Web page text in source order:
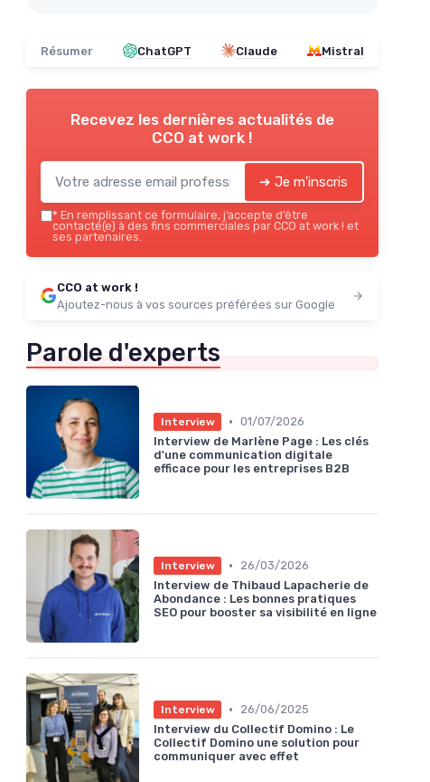
Résumer ChatGPT Claude Mistral
Recevez les dernières actualités de
CCO at work !
➔ Je m'inscris
* En remplissant ce formulaire, j’accepte d’être
contacté(e) à des fins commerciales par CCO at work ! et
ses partenaires.
CCO at work !
Ajoutez-nous à vos sources préférées sur Google
Parole d'experts
Interview • 01/07/2026
Interview de Marlène Page : Les clés
d'une communication digitale
efficace pour les entreprises B2B
Interview •
26/03/2026
Interview de Thibaud Lapacherie de
Abondance : Les bonnes pratiques
SEO pour booster sa visibilité en ligne
Interview •
26/06/2025
Interview du Collectif Domino : Le
Collectif Domino une solution pour
communiquer avec effet